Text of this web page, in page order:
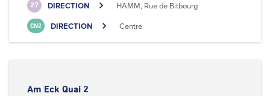
27 DIRECTION HAMM, Rue de Bitbourg
CN2 DIRECTION Centre
Am Eck Quai 2